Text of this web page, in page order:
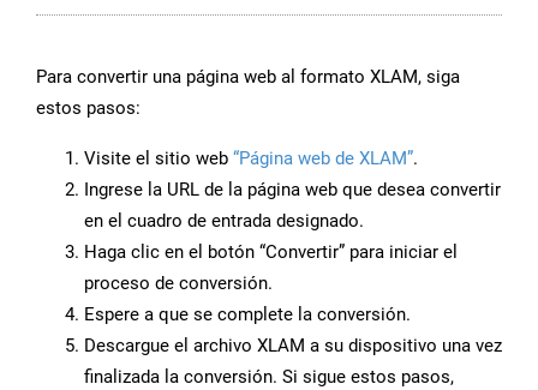
Para convertir una página web al formato XLAM, siga
estos pasos:
Visite el sitio web “Página web de XLAM”.
Ingrese la URL de la página web que desea convertir
en el cuadro de entrada designado.
Haga clic en el botón “Convertir” para iniciar el
proceso de conversión.
Espere a que se complete la conversión.
Descargue el archivo XLAM a su dispositivo una vez
finalizada la conversión. Si sigue estos pasos,